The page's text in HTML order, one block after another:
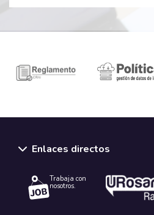
Enlaces directos
Trabaja con
nosotros.